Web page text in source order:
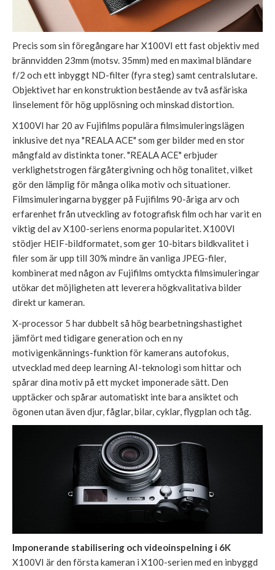
Precis som sin föregångare har X100VI ett fast objektiv med
brännvidden 23mm (motsv. 35mm) med en maximal bländare
f/2 och ett inbyggt ND-filter (fyra steg) samt centralslutare.
Objektivet har en konstruktion bestående av två asfäriska
linselement för hög upplösning och minskad distortion.
X100VI har 20 av Fujifilms populära filmsimuleringslägen
inklusive det nya "REALA ACE" som ger bilder med en stor
mångfald av distinkta toner. "REALA ACE" erbjuder
verklighetstrogen färgåtergivning och hög tonalitet, vilket
gör den lämplig för många olika motiv och situationer.
Filmsimuleringarna bygger på Fujifilms 90-åriga arv och
erfarenhet från utveckling av fotografisk film och har varit en
viktig del av X100-seriens enorma popularitet. X100VI
stödjer HEIF-bildformatet, som ger 10-bitars bildkvalitet i
filer som är upp till 30% mindre än vanliga JPEG-filer,
kombinerat med någon av Fujifilms omtyckta filmsimuleringar
utökar det möjligheten att leverera högkvalitativa bilder
direkt ur kameran.
X-processor 5 har dubbelt så hög bearbetningshastighet
jämfört med tidigare generation och en ny
motivigenkännings-funktion för kamerans autofokus,
utvecklad med deep learning AI-teknologi som hittar och
spårar dina motiv på ett mycket imponerade sätt. Den
upptäcker och spårar automatiskt inte bara ansiktet och
ögonen utan även djur, fåglar, bilar, cyklar, flygplan och tåg.
Imponerande stabilisering och videoinspelning i 6K
X100VI är den första kameran i X100-serien med en inbyggd